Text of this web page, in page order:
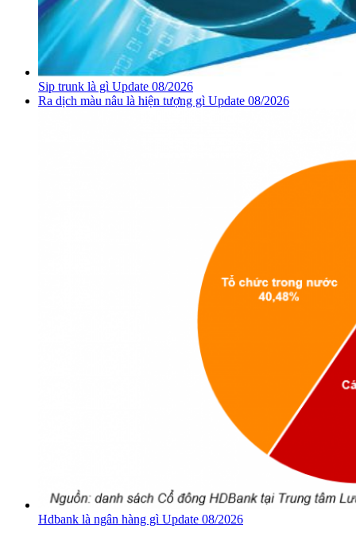
Sip trunk là gì Update 08/2026
Ra dịch màu nâu là hiện tượng gì Update 08/2026
Hdbank là ngân hàng gì Update 08/2026